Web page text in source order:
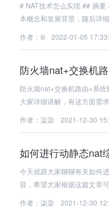
# NAT技术怎么实现 ## 摘要 本文深入探讨网络地址转换（NAT）技术的实现原理、核心机制及典型应用场景。文章首先介绍NAT的基
本概念和发展背景，随后详
作者：iii
2022-01-05
防火墙nat+交换机
防火墙nat+交换机路由+系
大家详细讲解，有这方面需
作者：柒染
2021-12-30
如何进行动静态nat
今天就跟大家聊聊有关如何
容，希望大家根据这篇文章
作者：柒染
2021-12-30